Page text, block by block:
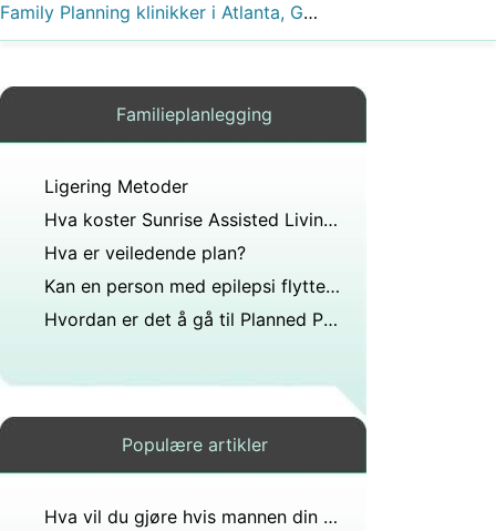
Family Planning klinikker i Atlanta, Georgia .
Familieplanlegging
Ligering Metoder
Hva koster Sunrise Assisted Living Inc?
Hva er veiledende plan?
Kan en person med epilepsi flytte ut hvis foreldrene er over 18 år uten samtykke?
Hvordan er det å gå til Planned Parenthood for gratis STD-tester Bare prosessen hva gjør du bare gå inn og de gir eller hva?
Populære artikler
Hva vil du gjøre hvis mannen din ber om å gå bort og forlate barnet etter å ha betalt husleie?